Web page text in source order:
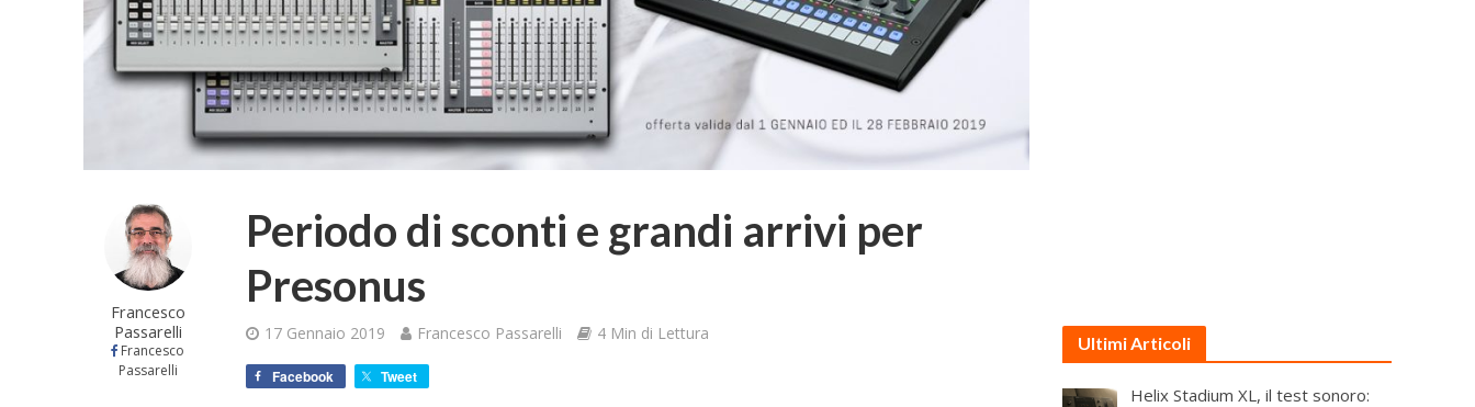
Francesco
Passarelli
Francesco
Passarelli
Periodo di sconti e grandi arrivi per
Presonus
17 Gennaio 2019 Francesco Passarelli 4 Min di Lettura
Facebook Tweet
Ultimi Articoli
Helix Stadium XL, il test sonoro: